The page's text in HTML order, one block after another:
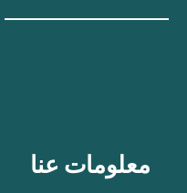
معلومات عنا